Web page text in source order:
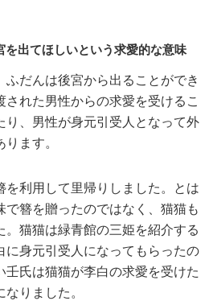
出てほしいという求愛的な意味
だんは後宮から出ることができ
された男性からの求愛を受けるこ
り、男性が身元引受人となって外
ます。
利用して里帰りしました。とは
で簪を贈ったのではなく、猫猫も
。猫猫は緑青館の三姫を紹介する
に身元引受人になってもらったの
壬氏は猫猫が李白の求愛を受けた
りました。